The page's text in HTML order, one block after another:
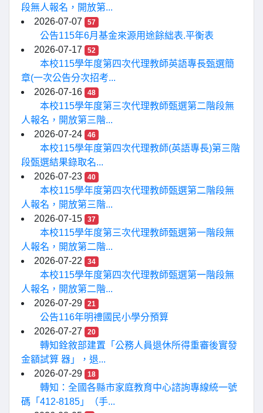
段無人報名，開放第...
2026-07-07
57
公告115年6月基金來源用途餘絀表.平衡表
2026-07-17
52
本校115學年度第四次代理教師英語專長甄選簡
章(一次公告分次招考...
2026-07-16
48
本校115學年度第三次代理教師甄選第二階段無
人報名，開放第三階...
2026-07-24
46
本校115學年度第四次代理教師(英語專長)第三階
段甄選結果錄取名...
2026-07-23
40
本校115學年度第四次代理教師甄選第二階段無
人報名，開放第三階...
2026-07-15
37
本校115學年度第三次代理教師甄選第一階段無
人報名，開放第二階...
2026-07-22
34
本校115學年度第四次代理教師甄選第一階段無
人報名，開放第二階...
2026-07-29
21
公告116年明禮國民小學分預算
2026-07-27
20
轉知銓敘部建置「公務人員退休所得重審後實發
金額試算 器」，退...
2026-07-29
18
轉知：全國各縣市家庭教育中心諮詢專線統一號
碼「412-8185」（手...